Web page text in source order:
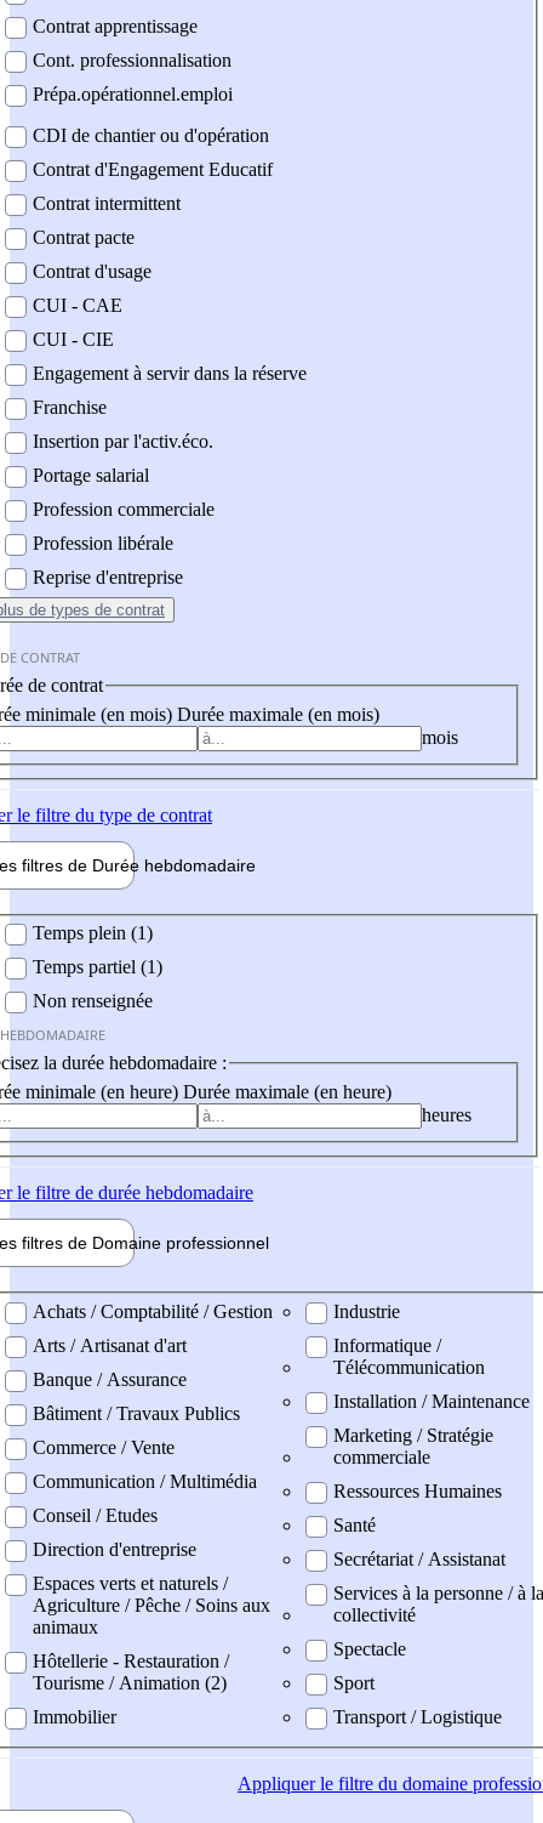
Contrat apprentissage
Cont. professionnalisation
Prépa.opérationnel.emploi
CDI de chantier ou d'opération
Contrat d'Engagement Educatif
Contrat intermittent
Contrat pacte
Contrat d'usage
CUI - CAE
CUI - CIE
Engagement à servir dans la réserve
Franchise
Insertion par l'activ.éco.
Portage salarial
Profession commerciale
Profession libérale
Reprise d'entreprise
de types de contrat
CONTRAT
de contrat
minimale (en mois) Durée maximale (en mois)
mois
le filtre du type de contrat
filtres de Durée hebdomadaire
Temps plein (1)
Temps partiel (1)
Non renseignée
la durée hebdomadaire :
minimale (en heure) Durée maximale (en heure)
heures
le filtre de durée hebdomadaire
filtres de Domaine professionnel
professionel
Achats / Comptabilité / Gestion
Arts / Artisanat d'art
Banque / Assurance
Bâtiment / Travaux Publics
Commerce / Vente
Communication / Multimédia
Conseil / Etudes
Direction d'entreprise
Espaces verts et naturels /
Agriculture / Pêche / Soins aux
animaux
Hôtellerie - Restauration /
Tourisme / Animation (2)
Immobilier
Industrie
Informatique /
Télécommunication
Installation / Maintenance
Marketing / Stratégie
commerciale
Ressources Humaines
Santé
Secrétariat / Assistanat
Services à la personne / à la
collectivité
Spectacle
Sport
Transport / Logistique
Appliquerle filtre du domaine